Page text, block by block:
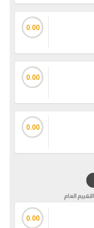
0.00
0.00
0.00
التقييم العام
0.00